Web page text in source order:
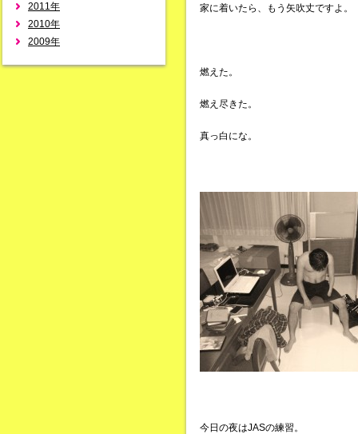
2011年
2010年
2009年
家に着いたら、もう矢吹丈ですよ。
燃えた。
燃え尽きた。
真っ白にな。
今日の夜はJASの練習。